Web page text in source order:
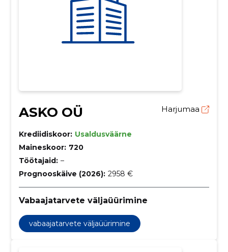
ASKO OÜ Harjumaa
Krediidiskoor: Usaldusväärne
Maineskoor: 720
Töötajaid: –
Prognooskäive (2026): 2958 €
Vabaajatarvete väljaüürimine
vabaajatarvete väljaüürimine